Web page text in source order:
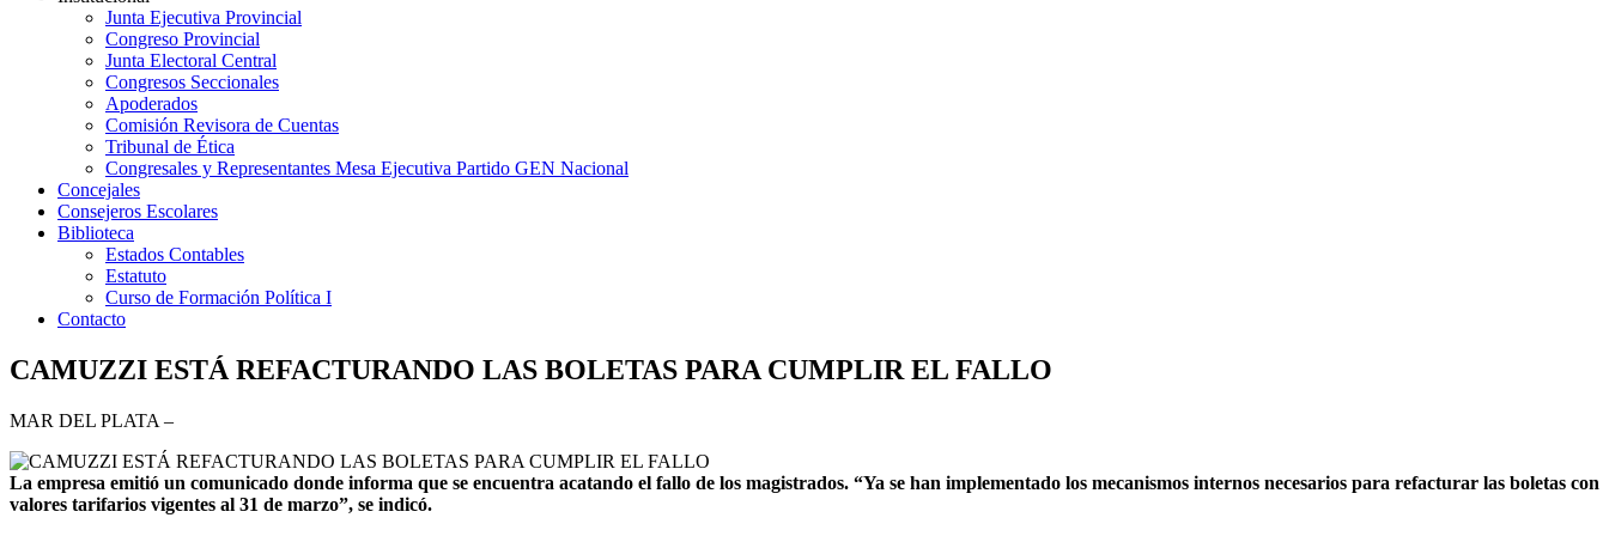
Junta Ejecutiva Provincial
Congreso Provincial
Junta Electoral Central
Congresos Seccionales
Apoderados
Comisión Revisora de Cuentas
Tribunal de Ética
Congresales y Representantes Mesa Ejecutiva Partido GEN Nacional
Concejales
Consejeros Escolares
Biblioteca
Estados Contables
Estatuto
Curso de Formación Política I
Contacto
CAMUZZI ESTÁ REFACTURANDO LAS BOLETAS PARA CUMPLIR EL FALLO
MAR DEL PLATA –
La empresa emitió un comunicado donde informa que se encuentra acatando el fallo de los magistrados. “Ya se han implementado los mecanismos internos necesarios para refacturar las boletas con
valores tarifarios vigentes al 31 de marzo”, se indicó.